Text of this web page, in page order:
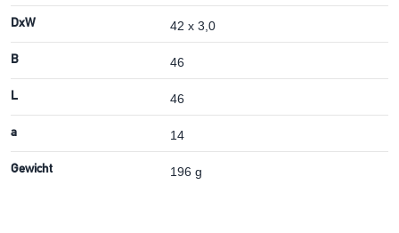
DxW 42 x 3,0
B 46
L 46
a 14
Gewicht 196 g